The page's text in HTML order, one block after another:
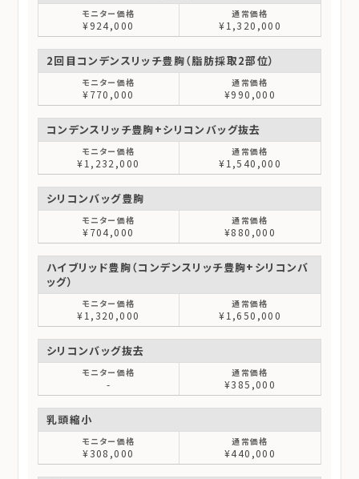
¥924,000 ¥1,320,000
2回目コンデンスリッチ豊胸（脂肪採取2部位）
¥770,000 ¥990,000
コンデンスリッチ豊胸+シリコンバッグ抜去
¥1,232,000 ¥1,540,000
シリコンバッグ豊胸
¥704,000 ¥880,000
ハイブリッド豊胸（コンデンスリッチ豊胸+シリコンバ
ッグ）
¥1,320,000 ¥1,650,000
シリコンバッグ抜去
- ¥385,000
乳頭縮小
¥308,000 ¥440,000